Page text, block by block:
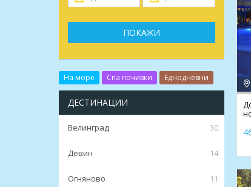
ПОКАЖИ
На море Спа почивки Еднодневни
ДЕСТИНАЦИИ
Велинград 30
Девин 14
Огняново 11